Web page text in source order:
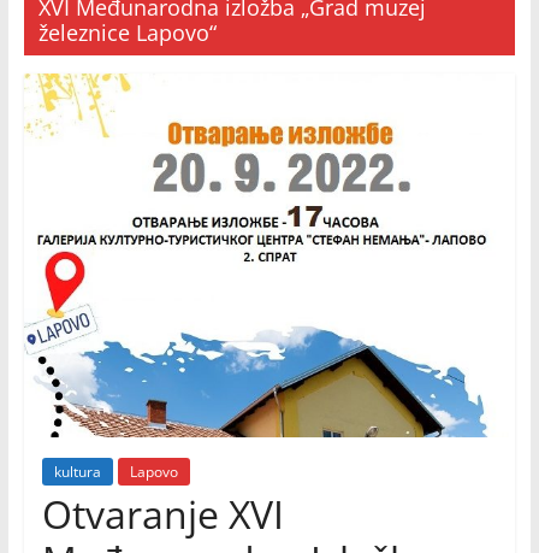
XVI Međunarodna izložba „Grad muzej
železnice Lapovo“
kultura Lapovo
Otvaranje XVI